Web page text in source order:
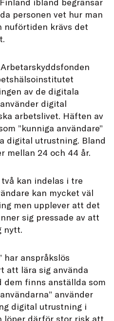
personen vet hur man
nuförtiden krävs det
av de digitala
digital
arbetslivet. Häften av
”kunniga användare”
digital utrustning. Bland
mellan 24 och 44 år.
kan indelas i tre
kan mycket väl
men upplever att det
sig pressade av att
nytt.
har anspråkslös
att lära sig använda
finns anställda som
använder
digital utrustning i
löper därför stor risk att